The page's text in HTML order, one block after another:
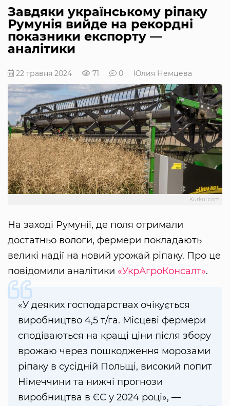
Завдяки українському ріпаку
Румунія вийде на рекордні
показники експорту —
аналітики
22 травня 2024 71 0 Юлия Немцева
Kurkul.com
На заході Румунії, де поля отримали
достатньо вологи, фермери покладають
великі надії на новий урожай ріпаку. Про це
повідомили аналітики «УкрАгроКонсалт».
«У деяких господарствах очікується
виробництво 4,5 т/га. Місцеві фермери
сподіваються на кращі ціни після збору
врожаю через пошкодження морозами
ріпаку в сусідній Польщі, високий попит
Німеччини та нижчі прогнози
виробництва в ЄС у 2024 році», —